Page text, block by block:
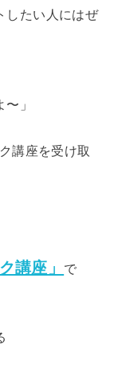
したい人にはぜ
」
講座を受け取
講座」
で